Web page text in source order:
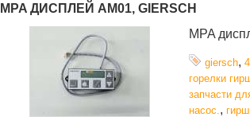
MPA ДИСПЛЕЙ AM01, GIERSCH
MPA
giersch,
горелки
запчасти
насос. , гирш